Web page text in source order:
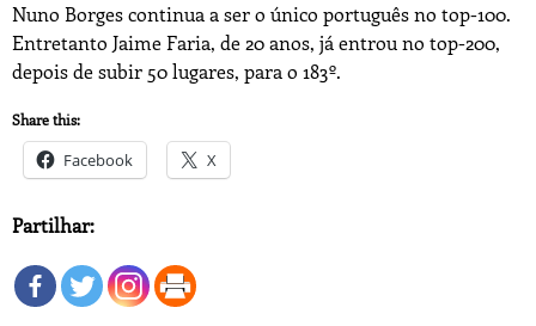
Nuno Borges continua a ser o único português no top-100.
Entretanto Jaime Faria, de 20 anos, já entrou no top-200,
depois de subir 50 lugares, para o 183º.
Share this:
Facebook X
Partilhar: